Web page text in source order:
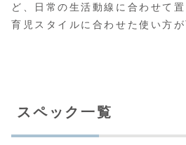
ど、日常の生活動線に合わせて
育児スタイルに合わせた使い方が
スペック一覧